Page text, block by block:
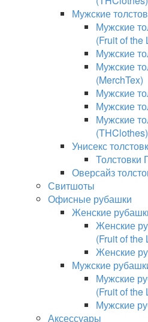
Мужские
Мужские
(Fruit of the
Мужские
Мужские
(MerchTex)
Мужские
Мужские
Мужские
(THClothes)
Унисекс
Толстовки
Оверсайз
Свитшоты
Офисные рубашки
Женские
Женские
(Fruit of the
Женские
Мужские
Мужские
(Fruit of the
Мужские
Аксессуары